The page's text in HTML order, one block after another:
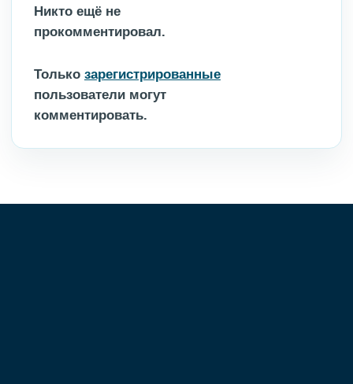
Никто ещё не
прокомментировал.
Только зарегистрированные
пользователи могут
комментировать.